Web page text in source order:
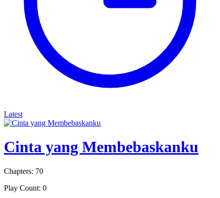
Latest
Cinta yang Membebaskanku
Chapters: 70
Play Count: 0